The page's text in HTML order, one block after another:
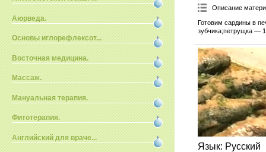
Аюрведа.
Основы иглорефлексот...
Восточная медицина.
Массаж.
Мануальная терапия.
Фитотерапия.
Английский для враче...
Описание
Готовим сардины в
зубчика;петрущка —
Язык: Русский